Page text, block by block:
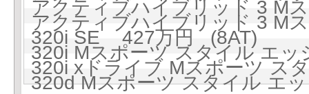
アクティブハイブリッド 3
アクティブハイブリッド 3
320i SE 427万円 (8AT)
320i Mスポーツ スタイル エ
320i xドライブ Mスポーツ
320d Mスポーツ スタイル